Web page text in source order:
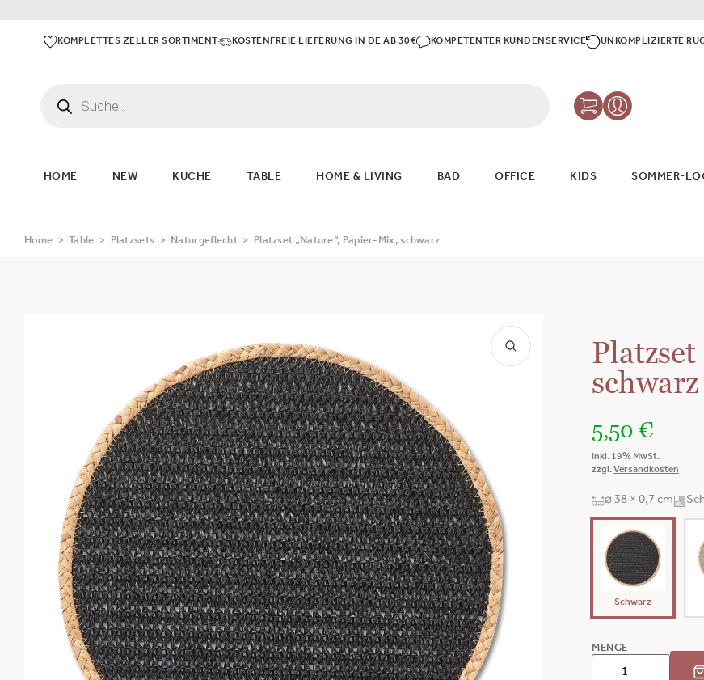
KOMPLETTES ZELLER SORTIMENT KOSTENFREIE LIEFERUNG IN DE AB 30€ KOMPETENTER KUNDENSERVICE UNKOMPLIZIERTE
HOME NEW KÜCHE TABLE HOME & LIVING BAD OFFICE KIDS SOMMER-
Home > Table > Platzsets > Naturgeflecht > Platzset „Nature“, Papier-Mix, schwarz
schwarz
5,50 €
inkl. 19% MwSt.
zzgl. Versandkosten
⌀ 38 × 0,7 cm
Schwarz
MENGE